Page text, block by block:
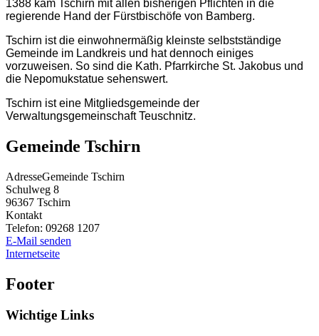
1388 kam Tschirn mit allen bisherigen Pflichten in die
regierende Hand der Fürstbischöfe von Bamberg.
Tschirn ist die einwohnermäßig kleinste selbstständige
Gemeinde im Landkreis und hat dennoch einiges
vorzuweisen. So sind die Kath. Pfarrkirche St. Jakobus und
die Nepomukstatue sehenswert.
Tschirn ist eine Mitgliedsgemeinde der
Verwaltungsgemeinschaft Teuschnitz.
Gemeinde Tschirn
AdresseGemeinde Tschirn
Schulweg 8
96367 Tschirn
Kontakt
Telefon: 09268 1207
E-Mail senden
Internetseite
Footer
Wichtige Links